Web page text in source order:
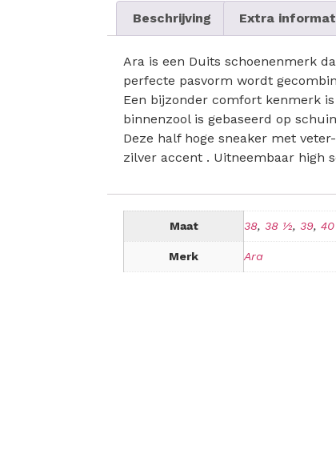
Beschrijving Extra
Ara is een Duits schoenenmerk
perfecte pasvorm wordt
Een bijzonder comfort kenmerk
binnenzool is gebaseerd op
Deze half hoge sneaker met
zilver accent . Uitneembaar high
Maat 38,38 ½,39,40
Merk Ara